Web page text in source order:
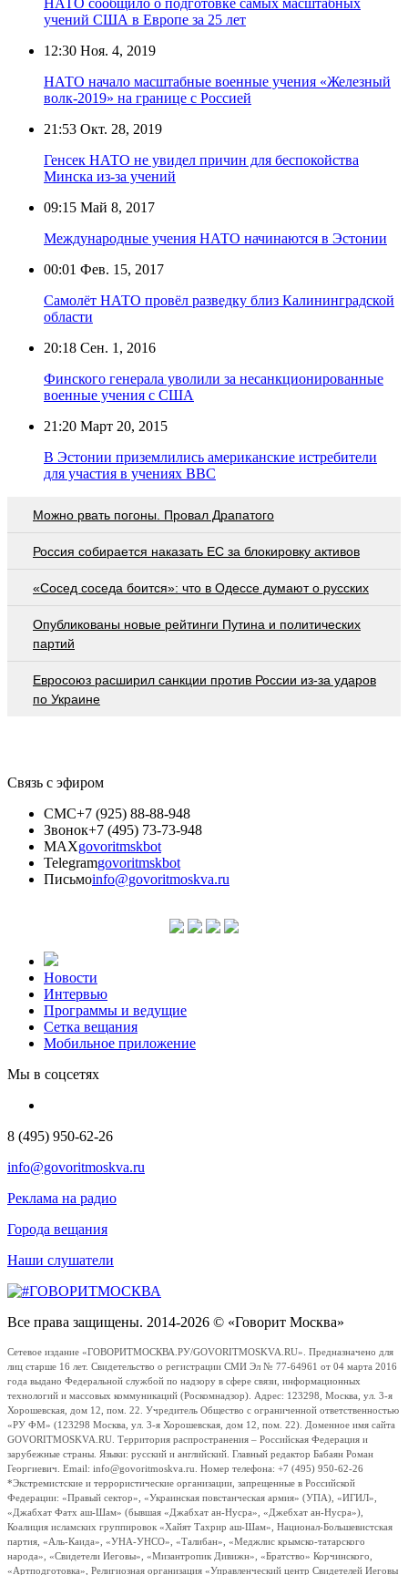
учений США в Европе за 25 лет
12:30 Ноя. 4, 2019
НАТО начало масштабные военные учения «Железный
волк-2019» на границе с Россией
21:53 Окт. 28, 2019
Генсек НАТО не увидел причин для беспокойства
Минска из-за учений
09:15 Май 8, 2017
Международные учения НАТО начинаются в Эстонии
00:01 Фев. 15, 2017
Самолёт НАТО провёл разведку близ Калининградской
области
20:18 Сен. 1, 2016
Финского генерала уволили за несанкционированные
военные учения с США
21:20 Март 20, 2015
В Эстонии приземлились американские истребители
для участия в учениях ВВС
Можно рвать погоны. Провал Драпатого
Россия собирается наказать EC за блокировку активов
«Сосед соседа боится»: что в Одессе думают о русских
Опубликованы новые рейтинги Путина и политических
партий
Евросоюз расширил санкции против России из-за ударов
по Украине
Связь с эфиром
СМС+7 (925) 88-88-948
Звонок+7 (495) 73-73-948
MAXgovoritmskbot
Telegramgovoritmskbot
Письмоinfo@govoritmoskva.ru
Новости
Интервью
Программы и ведущие
Сетка вещания
Мобильное приложение
Мы в соцсетях
8 (495) 950-62-26
info@govoritmoskva.ru
Реклама на радио
Города вещания
Наши слушатели
Все права защищены. 2014-2026 © «Говорит Москва»
Сетевое издание «ГОВОРИТМОСКВА.РУ/GOVORITMOSKVA.RU». Предназначено для
лиц старше 16 лет. Свидетельство о регистрации СМИ Эл № 77-64961 от 04 марта 2016
года выдано Федеральной службой по надзору в сфере связи, информационных
технологий и массовых коммуникаций (Роскомнадзор). Адрес: 123298, Москва, ул. 3-я
Хорошевская, дом 12, пом. 22. Учредитель Общество с ограниченной ответственностью
«РУ ФМ» (123298 Москва, ул. 3-я Хорошевская, дом 12, пом. 22). Доменное имя сайта
GOVORITMOSKVA.RU. Территория распространения – Российская Федерация и
зарубежные страны. Языки: русский и английский. Главный редактор Бабаян Роман
Георгиевич. Email: info@govoritmoskva.ru. Номер телефона: +7 (495) 950-62-26
*Экстремистские и террористические организации, запрещенные в Российской
Федерации: «Правый сектор», «Украинская повстанческая армия» (УПА), «ИГИЛ»,
«Джабхат Фатх аш-Шам» (бывшая «Джабхат ан-Нусра», «Джебхат ан-Нусра»),
Коалиция исламских группировок «Хайят Тахрир аш-Шам», Национал-Большевистская
партия, «Аль-Каида», «УНА-УНСО», «Талибан», «Меджлис крымско-татарского
народа», «Свидетели Иеговы», «Мизантропик Дивижн», «Братство» Корчинского,
«Артподготовка», Религиозная организация «Управленческий центр Свидетелей Иеговы